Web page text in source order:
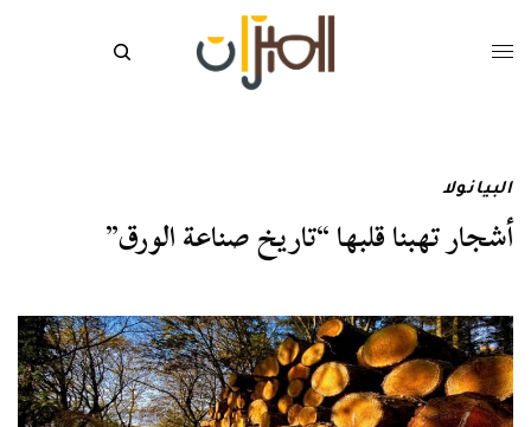
البيانولا
أشجار تهبنا قلبها “تاريخ صناعة الورق”